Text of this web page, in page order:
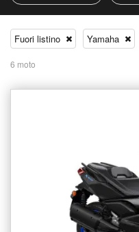
Fuori listino Yamaha
6 moto